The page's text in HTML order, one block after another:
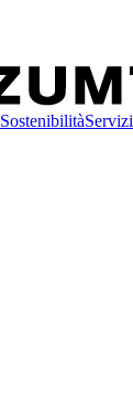
SostenibilitàServizi